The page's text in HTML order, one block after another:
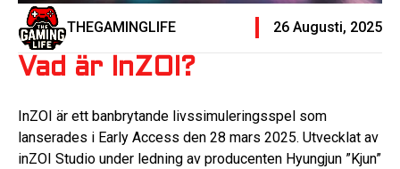
THEGAMINGLIFE 26 Augusti, 2025
Vad är InZOI?
InZOI är ett banbrytande livssimuleringsspel som
lanserades i Early Access den 28 mars 2025. Utvecklat av
inZOI Studio under ledning av producenten Hyungjun ”Kjun”